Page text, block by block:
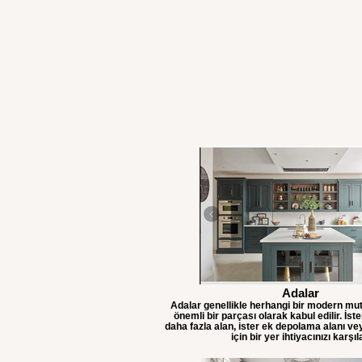
Adalar
Adalar genellikle herhangi bir modern
önemli bir parçası olarak kabul edilir.
daha fazla alan, ister ek depolama alanı
için bir yer ihtiyacınızı